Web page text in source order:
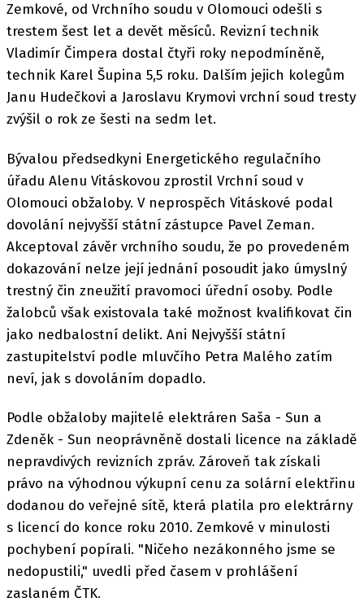
Zemkové, od Vrchního soudu v Olomouci odešli s
trestem šest let a devět měsíců. Revizní technik
Vladimír Čimpera dostal čtyři roky nepodmíněně,
technik Karel Šupina 5,5 roku. Dalším jejich kolegům
Janu Hudečkovi a Jaroslavu Krymovi vrchní soud tresty
zvýšil o rok ze šesti na sedm let.
Bývalou předsedkyni Energetického regulačního
úřadu Alenu Vitáskovou zprostil Vrchní soud v
Olomouci obžaloby. V neprospěch Vitáskové podal
dovolání nejvyšší státní zástupce Pavel Zeman.
Akceptoval závěr vrchního soudu, že po provedeném
dokazování nelze její jednání posoudit jako úmyslný
trestný čin zneužití pravomoci úřední osoby. Podle
žalobců však existovala také možnost kvalifikovat čin
jako nedbalostní delikt. Ani Nejvyšší státní
zastupitelství podle mluvčího Petra Malého zatím
neví, jak s dovoláním dopadlo.
Podle obžaloby majitelé elektráren Saša - Sun a
Zdeněk - Sun neoprávněně dostali licence na základě
nepravdivých revizních zpráv. Zároveň tak získali
právo na výhodnou výkupní cenu za solární elektřinu
dodanou do veřejné sítě, která platila pro elektrárny
s licencí do konce roku 2010. Zemkové v minulosti
pochybení popírali. "Ničeho nezákonného jsme se
nedopustili," uvedli před časem v prohlášení
zaslaném ČTK.